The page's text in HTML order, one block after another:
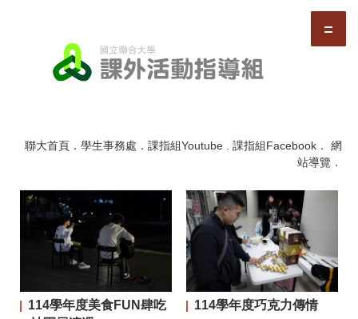
聯大首頁 ． 學生事務處 ． 課指組Youtube . 課指組Facebook ． 網
站導覽 ．
114學年度美食FUN肆吃
114學年度巧克力傳情